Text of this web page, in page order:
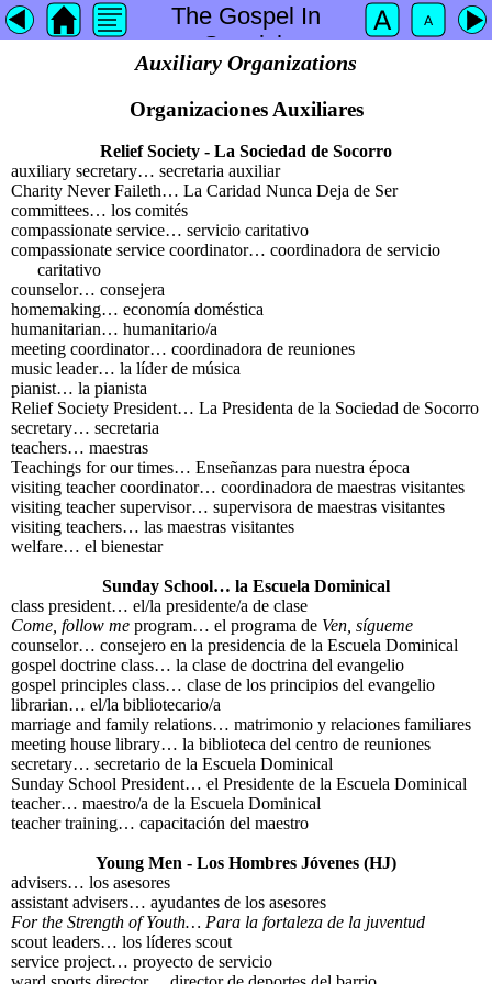
The Gospel In
Spanish
Auxiliary Organizations
Organizaciones Auxiliares
Relief Society - La Sociedad de Socorro
auxiliary secretary… secretaria auxiliar
Charity Never Faileth… La Caridad Nunca Deja de Ser
committees… los comités
compassionate service… servicio caritativo
compassionate service coordinator… coordinadora de servicio
caritativo
counselor… consejera
homemaking… economía doméstica
humanitarian… humanitario/a
meeting coordinator… coordinadora de reuniones
music leader… la líder de música
pianist… la pianista
Relief Society President… La Presidenta de la Sociedad de Socorro
secretary… secretaria
teachers… maestras
Teachings for our times… Enseñanzas para nuestra época
visiting teacher coordinator… coordinadora de maestras visitantes
visiting teacher supervisor… supervisora de maestras visitantes
visiting teachers… las maestras visitantes
welfare… el bienestar
Sunday School… la Escuela Dominical
class president… el/la presidente/a de clase
Come, follow me program… el programa de Ven, sígueme
counselor… consejero en la presidencia de la Escuela Dominical
gospel doctrine class… la clase de doctrina del evangelio
gospel principles class… clase de los principios del evangelio
librarian… el/la bibliotecario/a
marriage and family relations… matrimonio y relaciones familiares
meeting house library… la biblioteca del centro de reuniones
secretary… secretario de la Escuela Dominical
Sunday School President… el Presidente de la Escuela Dominical
teacher… maestro/a de la Escuela Dominical
teacher training… capacitación del maestro
Young Men - Los Hombres Jóvenes (HJ)
advisers… los asesores
assistant advisers… ayudantes de los asesores
For the Strength of Youth… Para la fortaleza de la juventud
scout leaders… los líderes scout
service project… proyecto de servicio